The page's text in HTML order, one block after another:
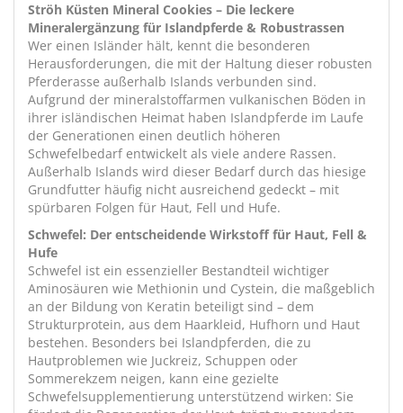
Ströh Küsten Mineral Cookies – Die leckere
Mineralergänzung für Islandpferde & Robustrassen
Wer einen Isländer hält, kennt die besonderen
Herausforderungen, die mit der Haltung dieser robusten
Pferderasse außerhalb Islands verbunden sind.
Aufgrund der mineralstoffarmen vulkanischen Böden in
ihrer isländischen Heimat haben Islandpferde im Laufe
der Generationen einen deutlich höheren
Schwefelbedarf entwickelt als viele andere Rassen.
Außerhalb Islands wird dieser Bedarf durch das hiesige
Grundfutter häufig nicht ausreichend gedeckt – mit
spürbaren Folgen für Haut, Fell und Hufe.
Schwefel: Der entscheidende Wirkstoff für Haut, Fell &
Hufe
Schwefel ist ein essenzieller Bestandteil wichtiger
Aminosäuren wie Methionin und Cystein, die maßgeblich
an der Bildung von Keratin beteiligt sind – dem
Strukturprotein, aus dem Haarkleid, Hufhorn und Haut
bestehen. Besonders bei Islandpferden, die zu
Hautproblemen wie Juckreiz, Schuppen oder
Sommerekzem neigen, kann eine gezielte
Schwefelsupplementierung unterstützend wirken: Sie